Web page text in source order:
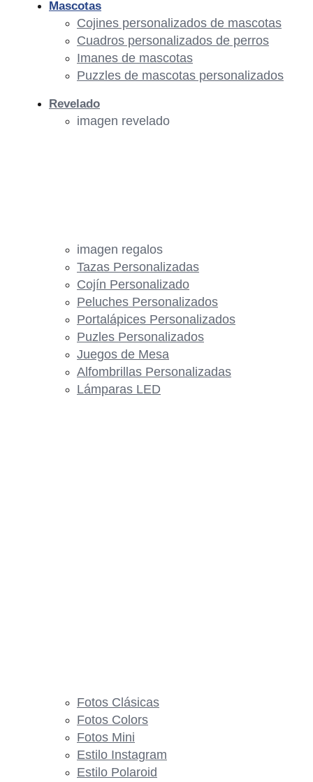
imagen regalos
Tazas Personalizadas
Cojín Personalizado
Peluches Personalizados
Portalápices Personalizados
Puzles Personalizados
Juegos de Mesa
Alfombrillas Personalizadas
Lámparas LED
Mascotas
Cojines personalizados de mascotas
Cuadros personalizados de perros
Imanes de mascotas
Puzzles de mascotas personalizados
Revelado
imagen revelado
Fotos Clásicas
Fotos Colors
Fotos Mini
Estilo Instagram
Estilo Polaroid